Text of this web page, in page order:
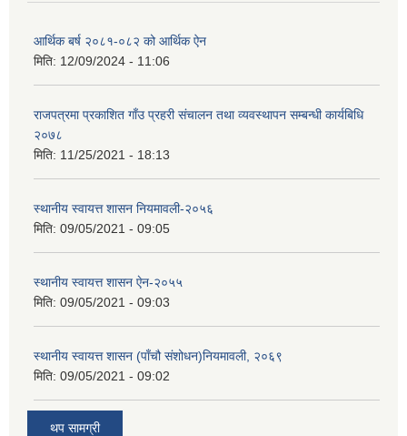
आर्थिक बर्ष २०८१-०८२ को आर्थिक ऐन
मिति: 12/09/2024 - 11:06
राजपत्रमा प्रकाशित गाँउ प्रहरी संचालन तथा व्यवस्थापन सम्बन्धी कार्यबिधि
२०७८
मिति: 11/25/2021 - 18:13
स्थानीय स्वायत्त शासन नियमावली-२०५६
मिति: 09/05/2021 - 09:05
स्थानीय स्वायत्त शासन ए‍ेन-२०५५
मिति: 09/05/2021 - 09:03
स्थानीय स्वायत्त शासन (पाँचौ संशोधन)नियमावली, २०६९
मिति: 09/05/2021 - 09:02
थप सामग्री